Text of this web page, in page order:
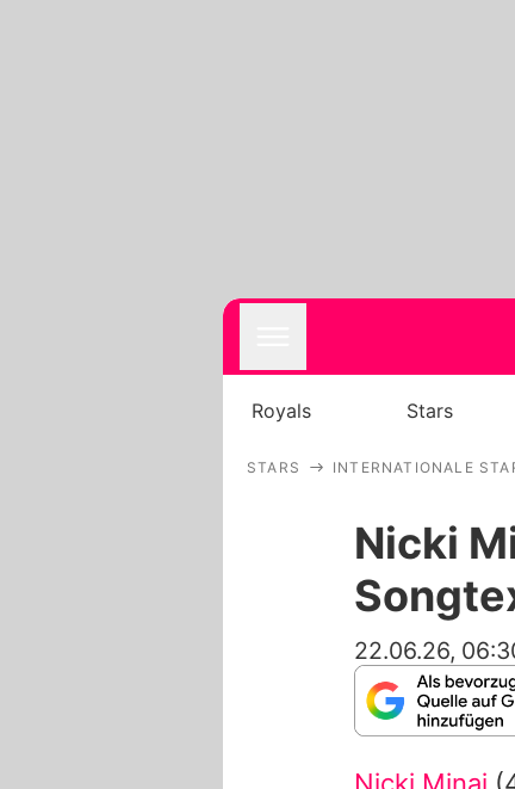
Royals Stars
STARS INTERNATIONALE
Nicki
22.06.26,